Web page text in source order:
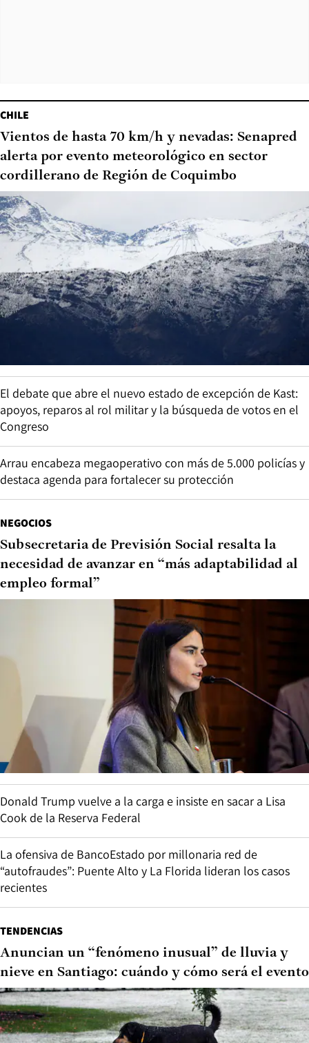
CHILE
Vientos de hasta 70 km/h y nevadas: Senapred
alerta por evento meteorológico en sector
cordillerano de Región de Coquimbo
El debate que abre el nuevo estado de excepción de Kast:
apoyos, reparos al rol militar y la búsqueda de votos en el
Congreso
Arrau encabeza megaoperativo con más de 5.000 policías y
destaca agenda para fortalecer su protección
NEGOCIOS
Subsecretaria de Previsión Social resalta la
necesidad de avanzar en “más adaptabilidad al
empleo formal”
Donald Trump vuelve a la carga e insiste en sacar a Lisa
Cook de la Reserva Federal
La ofensiva de BancoEstado por millonaria red de
“autofraudes”: Puente Alto y La Florida lideran los casos
recientes
TENDENCIAS
Anuncian un “fenómeno inusual” de lluvia y
nieve en Santiago: cuándo y cómo será el evento